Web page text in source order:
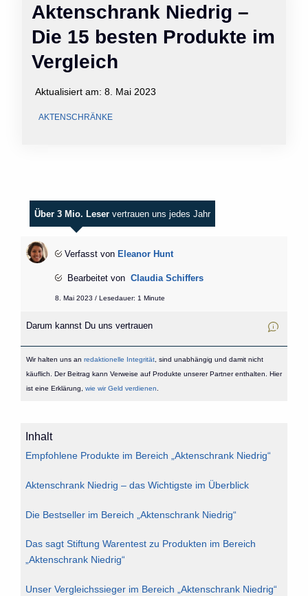
Aktenschrank Niedrig –
Die 15 besten Produkte im
Vergleich
Aktualisiert am: 8. Mai 2023
AKTENSCHRÄNKE
Über 3 Mio. Leser vertrauen uns jedes Jahr
Verfasst von Eleanor Hunt
Bearbeitet von Claudia Schiffers
8. Mai 2023 / Lesedauer: 1 Minute
Darum kannst Du uns vertrauen
Wir halten uns an redaktionelle Integrität, sind unabhängig und damit nicht
käuflich. Der Beitrag kann Verweise auf Produkte unserer Partner enthalten. Hier
ist eine Erklärung, wie wir Geld verdienen
Inhalt
Empfohlene Produkte im Bereich „Aktenschrank Niedrig“
Aktenschrank Niedrig – das Wichtigste im Überblick
Die Bestseller im Bereich „Aktenschrank Niedrig“
Das sagt Stiftung Warentest zu Produkten im Bereich
„Aktenschrank Niedrig“
Unser Vergleichssieger im Bereich „Aktenschrank Niedrig“